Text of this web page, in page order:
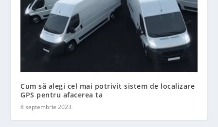
Cum să alegi cel mai potrivit sistem de localizare
GPS pentru afacerea ta
8 septembrie 2023